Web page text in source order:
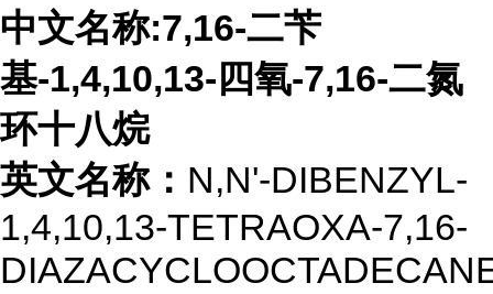
中文名称:7,16-二苄
基-1,4,10,13-四氧-7,16-二氮
环十八烷
英文名称： N,N'-DIBENZYL-
1,4,10,13-TETRAOXA-7,16-